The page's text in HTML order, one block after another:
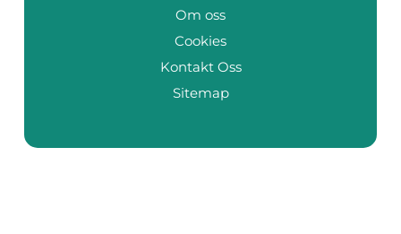
Om oss
Cookies
Kontakt Oss
Sitemap